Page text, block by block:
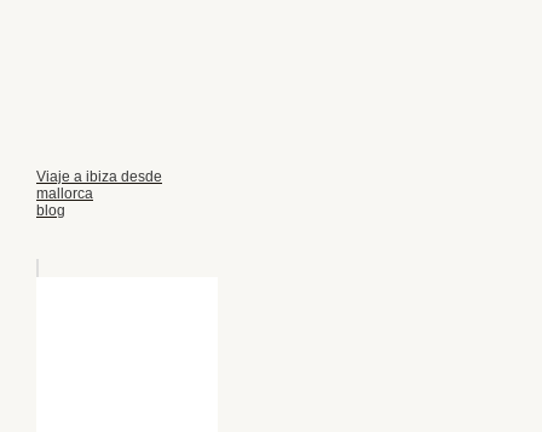
Viaje a ibiza desde
mallorca
blog